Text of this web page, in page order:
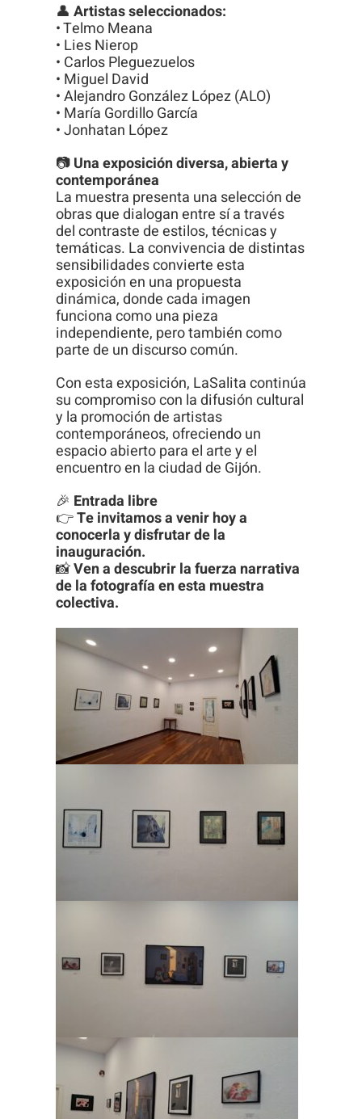
👤 Artistas seleccionados:
• Telmo Meana
• Lies Nierop
• Carlos Pleguezuelos
• Miguel David
• Alejandro González López (ALO)
• María Gordillo García
• Jonhatan López
📷Una exposición diversa, abierta y
contemporánea
La muestra presenta una selección de
obras que dialogan entre sí a través
del contraste de estilos, técnicas y
temáticas. La convivencia de distintas
sensibilidades convierte esta
exposición en una propuesta
dinámica, donde cada imagen
funciona como una pieza
independiente, pero también como
parte de un discurso común.
Con esta exposición, LaSalita continúa
su compromiso con la difusión cultural
y la promoción de artistas
contemporáneos, ofreciendo un
espacio abierto para el arte y el
encuentro en la ciudad de Gijón.
🎉 Entrada libre
👉Te invitamos a venir hoy a
conocerla y disfrutar de la
inauguración.
📸Ven a descubrir la fuerza narrativa
de la fotografía en esta muestra
colectiva.